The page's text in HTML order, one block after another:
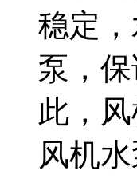
稳定
泵，
此，
风机